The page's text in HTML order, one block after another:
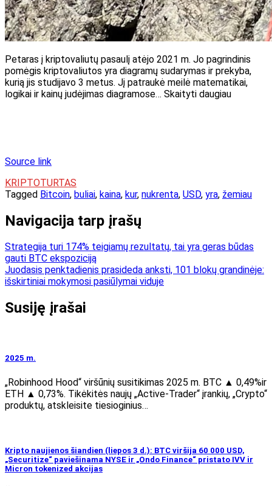
Petaras į kriptovaliutų pasaulį atėjo 2021 m. Jo pagrindinis
pomėgis kriptovaliutos yra diagramų sudarymas ir prekyba,
kurią jis studijavo 3 metus. Jį patraukė meilė matematikai,
logikai ir kainų judėjimas diagramose… Skaityti daugiau
Source link
KRIPTOTURTAS
Tagged Bitcoin, buliai, kaina, kur, nukrenta, USD, yra, žemiau
Navigacija tarp įrašų
Strategija turi 174% teigiamų rezultatų, tai yra geras būdas
gauti BTC ekspoziciją
Juodasis penktadienis prasideda anksti, 101 blokų grandinėje:
išskirtiniai mokymosi pasiūlymai viduje
Susiję įrašai
2025 m.
„Robinhood Hood“ viršūnių susitikimas 2025 m. BTC ▲ 0,49%ir
ETH ▲ 0,73%. Tikėkitės naujų „Active-Trader“ įrankių, „Crypto“
produktų, atskleisite tiesioginius…
Kripto naujienos šiandien (liepos 3 d.): BTC viršija 60 000 USD,
„Securitize“ paviešinama NYSE ir „Ondo Finance“ pristato IVV ir
Micron tokenized akcijas